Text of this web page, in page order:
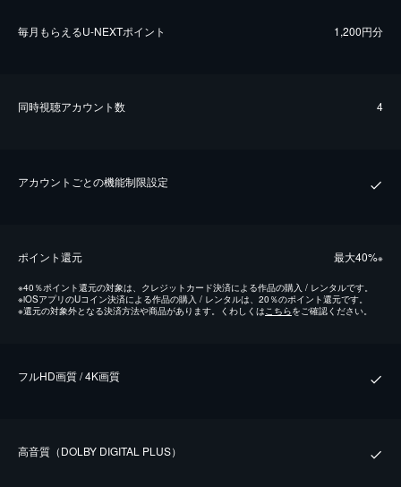
毎⽉もらえるU-NEXTポイント 1,200円分
同時視聴アカウント数 4
アカウントごとの機能制限設定
ポイント還元 最⼤40%※
※40％ポイント還元の対象は、クレジットカード決済による作品の購入 / レンタルです。
※iOSアプリのUコイン決済による作品の購入 / レンタルは、20％のポイント還元です。
※還元の対象外となる決済方法や商品があります。くわしくは こちらをご確認ください。
フルHD画質 / 4K画質
⾼⾳質（DOLBY DIGITAL PLUS）